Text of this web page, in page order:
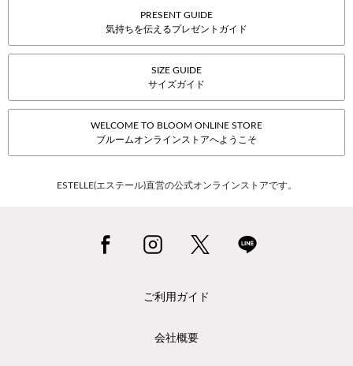
PRESENT GUIDE
気持ちを伝えるプレゼントガイド
SIZE GUIDE
サイズガイド
WELCOME TO BLOOM ONLINE STORE
ブルームオンラインストアへようこそ
ESTELLE(エステール)直営の公式オンラインストアです。
ご利用ガイド
会社概要